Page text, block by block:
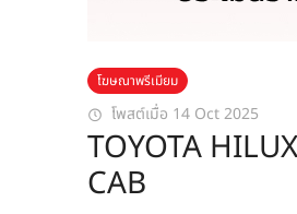
โฆษณาพรีเมียม
โพสต์เมื่อ 14 Oct 2025
TOYOTA
CAB